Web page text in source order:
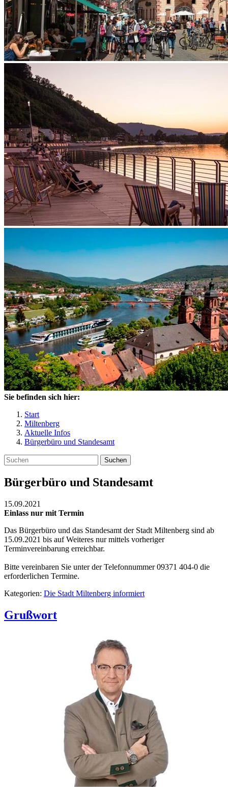
Sie befinden sich hier:
Start
Miltenberg
Aktuelle Infos
Bürgerbüro und Standesamt
Suchen
Bürgerbüro und Standesamt
15.09.2021
Einlass nur mit Termin
Das Bürgerbüro und das Standesamt der Stadt Miltenberg sind ab
15.09.2021 bis auf Weiteres nur mittels vorheriger
Terminvereinbarung erreichbar.
Bitte vereinbaren Sie unter der Telefonnummer 09371 404-0 die
erforderlichen Termine.
Kategorien: Die Stadt Miltenberg informiert
Grußwort